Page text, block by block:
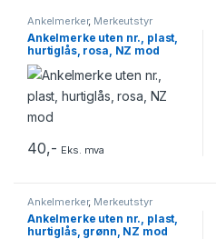
Ankelmerker, Merkeutstyr
Ankelmerke uten nr., plast,
hurtiglås, rosa, NZ mod
40,- Eks. mva
Ankelmerker, Merkeutstyr
Ankelmerke uten nr., plast,
hurtiglås, grønn, NZ mod